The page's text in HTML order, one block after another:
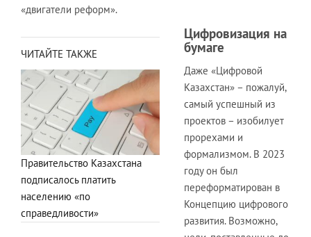
«двигатели реформ».
ЧИТАЙТЕ ТАКЖЕ
Правительство Казахстана
подписалось платить
населению «по
справедливости»
Цифровизация на
бумаге
Даже «Цифровой
Казахстан» – пожалуй,
самый успешный из
проектов – изобилует
прорехами и
формализмом. В 2023
году он был
переформатирован в
Концепцию цифрового
развития. Возможно,